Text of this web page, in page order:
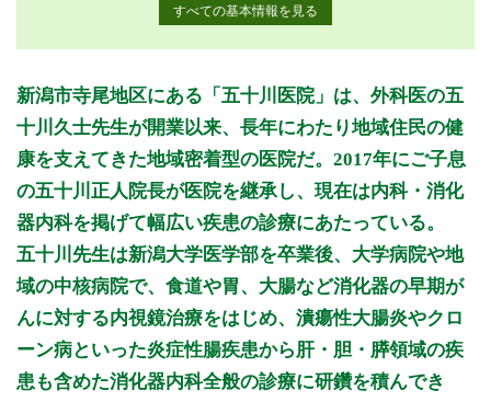
すべての基本情報を見る
診療時間 月 月曜日
火 火曜日
水水曜日
木木曜日
金 金曜日
土土曜日
日日曜日
祝祝日
9:00～12:30
● ● ● ●
●
15:00～18:00
● ● ● ●
休診日:日曜、祝日、火曜午後、土曜午後
※診療時間や臨時休診・診療内容等について、事前に必ず医療
機関ホームページ、またはお電話にてご確認ください。
>>病院なびで医療機関の詳細を見る
公式HPはこちら
新潟市寺尾地区にある「五十川医院」は、外科医の五
十川久士先生が開業以来、長年にわたり地域住民の健
康を支えてきた地域密着型の医院だ。2017年にご子息
の五十川正人院長が医院を継承し、現在は内科・消化
器内科を掲げて幅広い疾患の診療にあたっている。
五十川先生は新潟大学医学部を卒業後、大学病院や地
域の中核病院で、食道や胃、大腸など消化器の早期が
んに対する内視鏡治療をはじめ、潰瘍性大腸炎やクロ
ーン病といった炎症性腸疾患から肝・胆・膵領域の疾
患も含めた消化器内科全般の診療に研鑽を積んでき